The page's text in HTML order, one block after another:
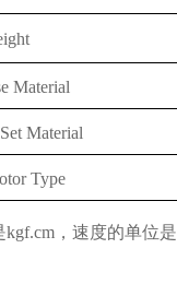
Material
Material
Type
kgf.cm ，速度的单位是